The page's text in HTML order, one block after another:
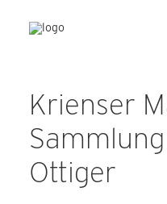
Krienser
Ottiger